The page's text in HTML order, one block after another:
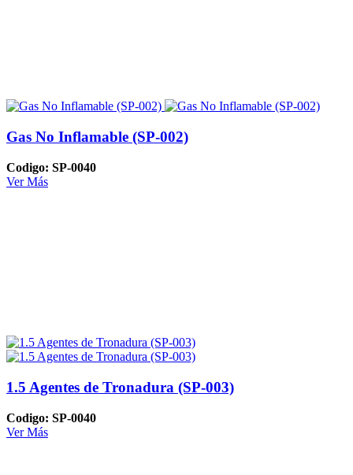
Gas No Inflamable (SP-002)
Codigo: SP-0040
Ver Más
1.5 Agentes de Tronadura (SP-003)
Codigo: SP-0040
Ver Más